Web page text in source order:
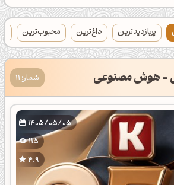
پربازدیدترین داغ‌ترین محبوب‌ترین
- هوش مصنوعی شمار: 11
1405/05/05
115
4.9